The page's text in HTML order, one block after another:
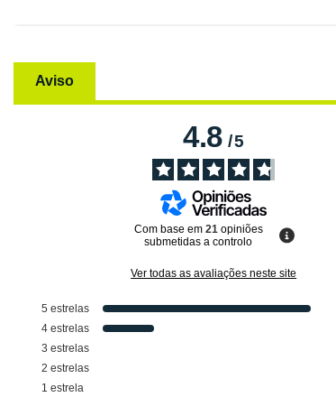
Aviso
4.8/5
Com base em 21 opiniões
submetidas a controlo
Ver todas as avaliações neste site
5 estrelas
4 estrelas
3 estrelas
2 estrelas
1 estrela